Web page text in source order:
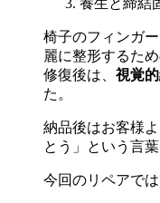
養生と締結
椅子のフィンガ
麗に整形するた
修復後は、 視覚
た。
納品後はお客様
とう」という言
今回のリペアでは